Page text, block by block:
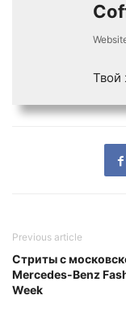
Твой
Previous article
Стриты с
Mercedes-Benz
Week